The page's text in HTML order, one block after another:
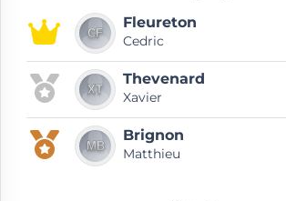
Fleureton
Cedric
Thevenard
Xavier
Brignon
Matthieu